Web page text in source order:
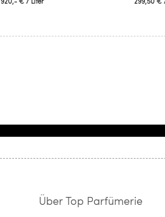
Über Top Parfümerie